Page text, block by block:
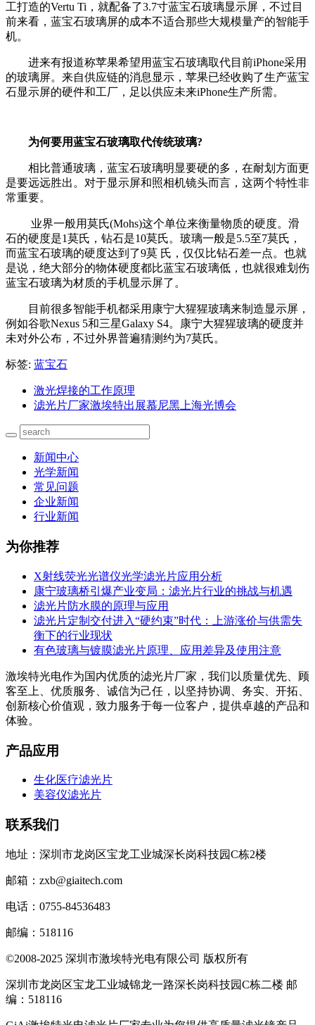
工打造的Vertu Ti，就配备了3.7寸蓝宝石玻璃显示屏，不过目
前来看，蓝宝石玻璃屏的成本不适合那些大规模量产的智能手
机。
进来有报道称苹果希望用蓝宝石玻璃取代目前iPhone采用
的玻璃屏。来自供应链的消息显示，苹果已经收购了生产蓝宝
石显示屏的硬件和工厂，足以供应未来iPhone生产所需。
为何要用蓝宝石玻璃取代传统玻璃?
相比普通玻璃，蓝宝石玻璃明显要硬的多，在耐划方面更
是要远远胜出。对于显示屏和照相机镜头而言，这两个特性非
常重要。
业界一般用莫氏(Mohs)这个单位来衡量物质的硬度。滑
石的硬度是1莫氏，钻石是10莫氏。玻璃一般是5.5至7莫氏，
而蓝宝石玻璃的硬度达到了9莫 氏，仅仅比钻石差一点。也就
是说，绝大部分的物体硬度都比蓝宝石玻璃低，也就很难划伤
蓝宝石玻璃为材质的手机显示屏了。
目前很多智能手机都采用康宁大猩猩玻璃来制造显示屏，
例如谷歌Nexus 5和三星Galaxy S4。康宁大猩猩玻璃的硬度并
未对外公布，不过外界普遍猜测约为7莫氏。
标签: 蓝宝石
激光焊接的工作原理
滤光片厂家激埃特出展慕尼黑上海光博会
新闻中心
光学新闻
常见问题
企业新闻
行业新闻
为你推荐
X射线荧光光谱仪光学滤光片应用分析
康宁玻璃桥引爆产业变局：滤光片行业的挑战与机遇
滤光片防水膜的原理与应用
滤光片定制交付进入“硬约束”时代：上游涨价与供需失
衡下的行业现状
有色玻璃与镀膜滤光片原理、应用差异及使用注意
激埃特光电作为国内优质的滤光片厂家，我们以质量优先、顾
客至上、优质服务、诚信为己任，以坚持协调、务实、开拓、
创新核心价值观，致力服务于每一位客户，提供卓越的产品和
体验。
产品应用
生化医疗滤光片
美容仪滤光片
联系我们
地址：深圳市龙岗区宝龙工业城深长岗科技园C栋2楼
邮箱：zxb@giaitech.com
电话：0755-84536483
邮编：518116
©2008-2025 深圳市激埃特光电有限公司 版权所有
深圳市龙岗区宝龙工业城锦龙一路深长岗科技园C栋二楼 邮
编：518116